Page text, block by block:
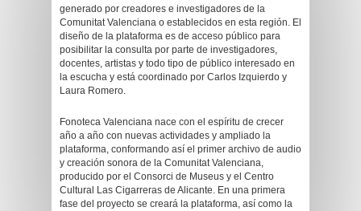
generado por creadores e investigadores de la
Comunitat Valenciana o establecidos en esta región. El
diseño de la plataforma es de acceso público para
posibilitar la consulta por parte de investigadores,
docentes, artistas y todo tipo de público interesado en
la escucha y está coordinado por Carlos Izquierdo y
Laura Romero.
Fonoteca Valenciana nace con el espíritu de crecer
año a año con nuevas actividades y ampliado la
plataforma, conformando así el primer archivo de audio
y creación sonora de la Comunitat Valenciana,
producido por el Consorci de Museus y el Centro
Cultural Las Cigarreras de Alicante. En una primera
fase del proyecto se creará la plataforma, así como la